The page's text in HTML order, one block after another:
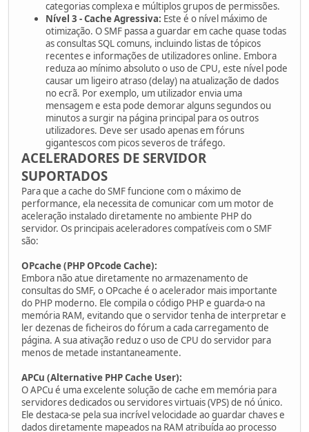
categorias complexa e múltiplos grupos de permissões.
Nível 3 - Cache Agressiva: Este é o nível máximo de
otimização. O SMF passa a guardar em cache quase todas
as consultas SQL comuns, incluindo listas de tópicos
recentes e informações de utilizadores online. Embora
reduza ao mínimo absoluto o uso de CPU, este nível pode
causar um ligeiro atraso (delay) na atualização de dados
no ecrã. Por exemplo, um utilizador envia uma
mensagem e esta pode demorar alguns segundos ou
minutos a surgir na página principal para os outros
utilizadores. Deve ser usado apenas em fóruns
gigantescos com picos severos de tráfego.
ACELERADORES DE SERVIDOR
SUPORTADOS
Para que a cache do SMF funcione com o máximo de
performance, ela necessita de comunicar com um motor de
aceleração instalado diretamente no ambiente PHP do
servidor. Os principais aceleradores compatíveis com o SMF
são:
OPcache (PHP OPcode Cache):
Embora não atue diretamente no armazenamento de
consultas do SMF, o OPcache é o acelerador mais importante
do PHP moderno. Ele compila o código PHP e guarda-o na
memória RAM, evitando que o servidor tenha de interpretar e
ler dezenas de ficheiros do fórum a cada carregamento de
página. A sua ativação reduz o uso de CPU do servidor para
menos de metade instantaneamente.
APCu (Alternative PHP Cache User):
O APCu é uma excelente solução de cache em memória para
servidores dedicados ou servidores virtuais (VPS) de nó único.
Ele destaca-se pela sua incrível velocidade ao guardar chaves e
dados diretamente mapeados na RAM atribuída ao processo